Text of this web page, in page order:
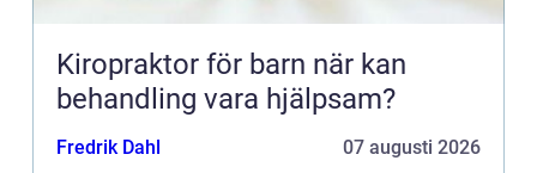
Kiropraktor för barn när kan
behandling vara hjälpsam?
Fredrik Dahl 07 augusti 2026